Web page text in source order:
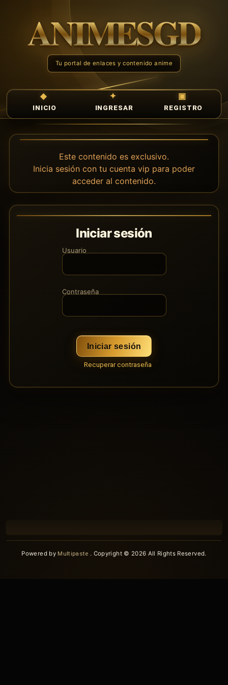
INICIO INGRESAR REGISTRO
Este contenido es exclusivo.
Inicia sesión con tu cuenta vip para poder
acceder al contenido.
Iniciar sesión
Usuario
Contraseña
Iniciar sesión
Recuperar contraseña
Powered by Multipaste . Copyright © 2026 All Rights Reserved.